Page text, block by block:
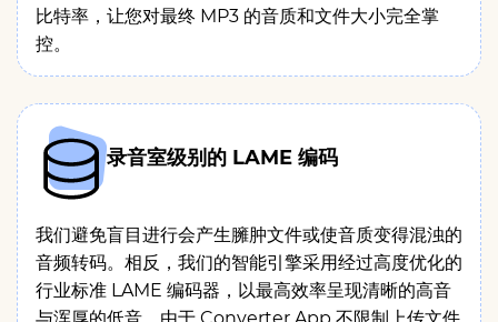
比特率，让您对最终 MP3 的音质和文件大小完全掌
控。
录音室级别的 LAME 编码
我们避免盲目进行会产生臃肿文件或使音质变得混浊的
音频转码。相反，我们的智能引擎采用经过高度优化的
行业标准 LAME 编码器，以最高效率呈现清晰的高音